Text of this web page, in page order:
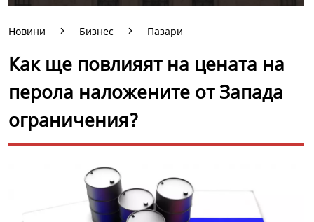
Новини Бизнес Пазари
Как ще повлияят на цената на
перола наложените от Запада
ограничения?